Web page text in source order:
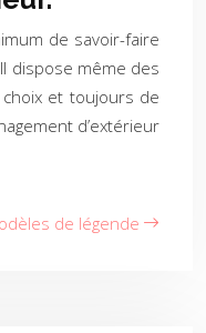
de savoir-faire
dispose même des
et toujours de
d’extérieur
de légende